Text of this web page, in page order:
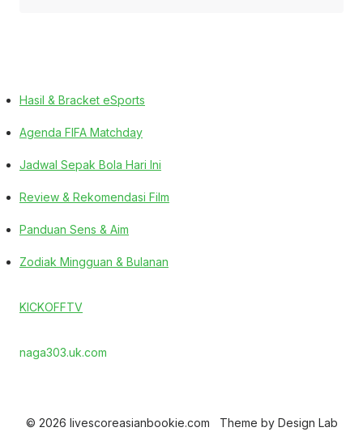
Hasil & Bracket eSports
Agenda FIFA Matchday
Jadwal Sepak Bola Hari Ini
Review & Rekomendasi Film
Panduan Sens & Aim
Zodiak Mingguan & Bulanan
KICKOFFTV
naga303.uk.com
© 2026 livescoreasianbookie.com Theme by Design Lab